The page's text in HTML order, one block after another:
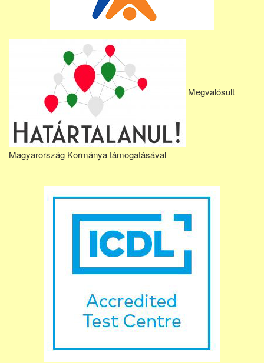
Megvalósult
Magyarország Kormánya támogatásával